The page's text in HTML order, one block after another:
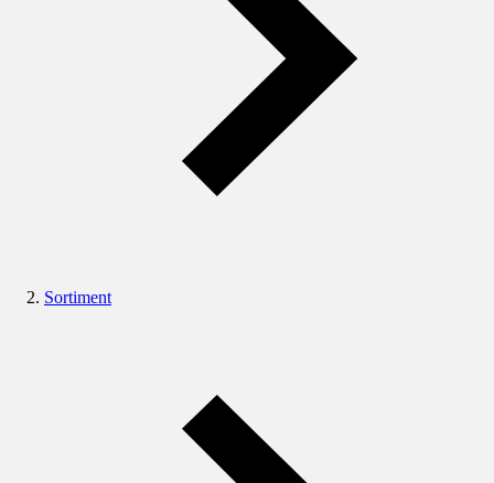
Sortiment